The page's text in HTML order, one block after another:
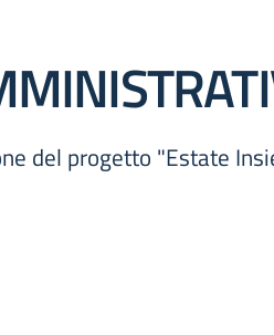
del progetto "Estate